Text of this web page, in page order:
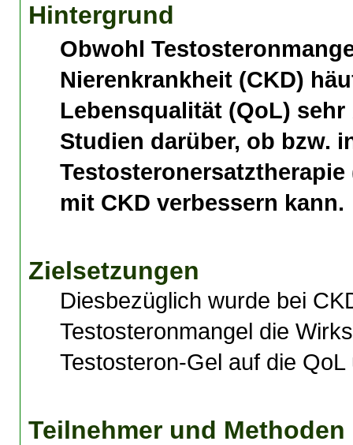
Hintergrund
Obwohl
Nierenkrankheit (CKD)
Lebensqualität (QoL)
Studien darüber, ob bzw.
mit CKD verbessern kann.
Zielsetzungen
Diesbezüglich wurde bei
Testosteronmangel die
Testosteron-Gel auf die
Teilnehmer und Methoden